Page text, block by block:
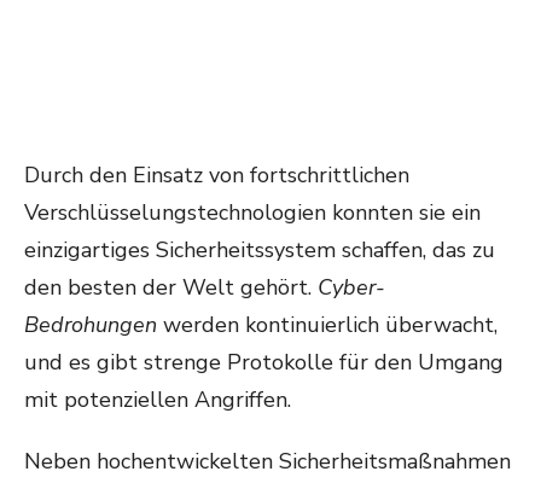
Durch den Einsatz von fortschrittlichen
Verschlüsselungstechnologien konnten sie ein
einzigartiges Sicherheitssystem schaffen, das zu
den besten der Welt gehört. Cyber-
Bedrohungen werden kontinuierlich überwacht,
und es gibt strenge Protokolle für den Umgang
mit potenziellen Angriffen.
Neben hochentwickelten Sicherheitsmaßnahmen